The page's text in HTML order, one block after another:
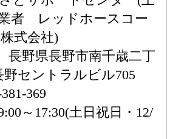
者 レッドホースコー
式会社)
野県長野市南千歳二丁
セントラルビル705
369
～17:30(土日祝日・12/